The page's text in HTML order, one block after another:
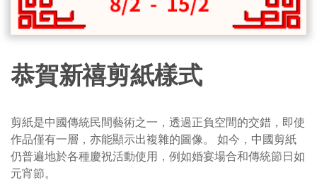
恭賀新禧剪紙樣式
剪紙是中國傳統民間藝術之一，透過正負空間的交錯，即使
作品僅有一層，亦能顯示出複雜的圖像。 如今，中國剪紙
仍普遍地於各種慶祝活動使用，例如婚宴場合和傳統節日如
元宵節。